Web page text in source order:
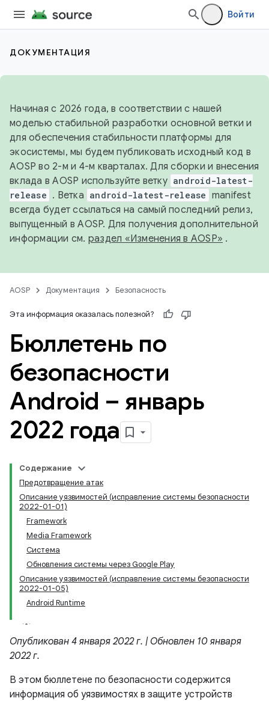
Войти
ДОКУМЕНТАЦИЯ
Начиная с 2026 года, в соответствии с нашей
моделью стабильной разработки основной ветки и
для обеспечения стабильности платформы для
экосистемы, мы будем публиковать исходный код в
AOSP во 2-м и 4-м кварталах. Для сборки и внесения
вклада в AOSP используйте ветку android-latest-
release . Ветка android-latest-release manifest
всегда будет ссылаться на самый последний релиз,
выпущенный в AOSP. Для получения дополнительной
информации см. раздел «Изменения в AOSP» .
AOSP Документация Безопасность
Эта информация оказалась полезной?
Бюллетень по
безопасности
Android – январь
2022 года
Содержание
Предотвращение атак
Описание уязвимостей (исправление системы безопасности
2022-01-01)
Framework
Media Framework
Система
Обновления системы через Google Play
Описание уязвимостей (исправление системы безопасности
2022-01-05)
Android Runtime
Опубликован 4 января 2022 г. | Обновлен 10 января
2022 г.
В этом бюллетене по безопасности содержится
информация об уязвимостях в защите устройств